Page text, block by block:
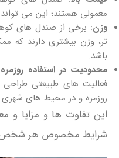
معمولی هستند؛ این می‌ تواند
وزن: برخی از صندل‌ های
تر، وزن بیشتری دارند که
باشد.
محدودیت در استفاده روزمره
فعالیت‌ های طبیعتی
روزمره و در محیط‌ های شهری
این تفاوت‌ ها و مزایا و
شرایط مخصوص هر شخص